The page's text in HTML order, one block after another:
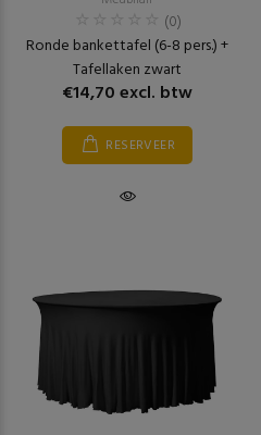
(0)
Ronde bankettafel (6-8 pers.) +
Tafellaken zwart
€14,70 excl. btw
RESERVEER